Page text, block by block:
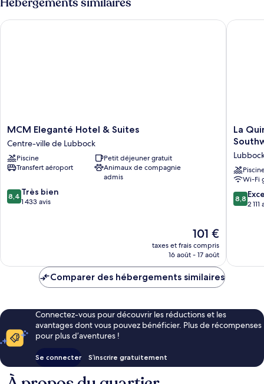
de
King
MCM
Eleganté
Hotel
&
Suites
ville
de
MCM Eleganté Hotel & Suites
Centre-ville de Lubbock
Piscine
Petit déjeuner gratuit
Transfert aéroport
Animaux de compagnie
admis
8.4
sur
8,4 Très bien
1 433 avis
Le
nouveau
prix
de
101 €
taxes et frais compris
16 août - 17 août
MCM Eleganté Hotel & Suites
La
Quinta
&
Suites
by
Lubbock
La
Wi-Fi
8.8
sur
8,8
2 111
La
Comparer des hébergements similaires
Connectez-vous pour découvrir les réductions et les
avantages dont vous pouvez bénéficier. Plus de récompenses
pour plus d’aventures !
Se connecter S’inscrire gratuitement